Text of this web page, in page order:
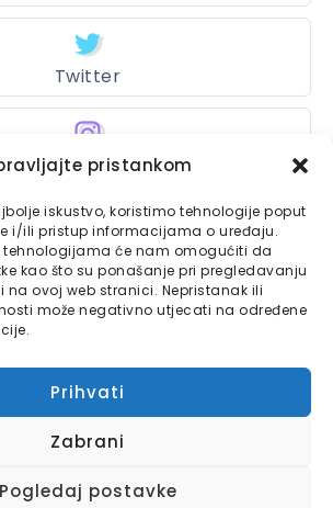
pristankom
iskustvo, koristimo tehnologije poput
i/ili pristup informacijama o uređaju.
će nam omogućiti da
kao što su ponašanje pri pregledavanju
na ovoj web stranici. Nepristanak ili
može negativno utjecati na određene
Prihvati
Zabrani
Pogledaj postavke
Twitter
Instagram
Bajtbox
Bajtbox koristi
usluge.